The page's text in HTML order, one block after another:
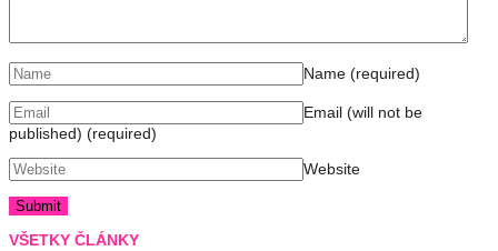
Name (required)
Email (will not be
published) (required)
Website
VŠETKY ČLÁNKY